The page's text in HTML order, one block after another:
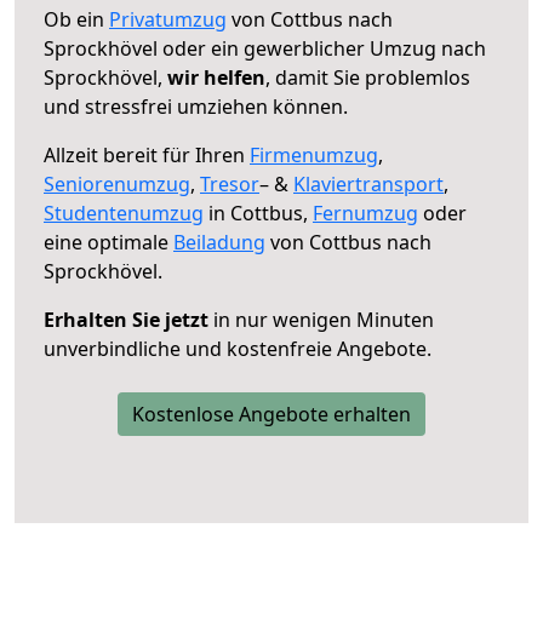
Ob ein Privatumzug von Cottbus nach
Sprockhövel oder ein gewerblicher Umzug nach
Sprockhövel, wir helfen, damit Sie problemlos
und stressfrei umziehen können.
Allzeit bereit für Ihren Firmenumzug,
Seniorenumzug, Tresor– & Klaviertransport,
Studentenumzug in Cottbus, Fernumzug oder
eine optimale Beiladung von Cottbus nach
Sprockhövel.
Erhalten Sie jetzt in nur wenigen Minuten
unverbindliche und kostenfreie Angebote.
Kostenlose Angebote erhalten